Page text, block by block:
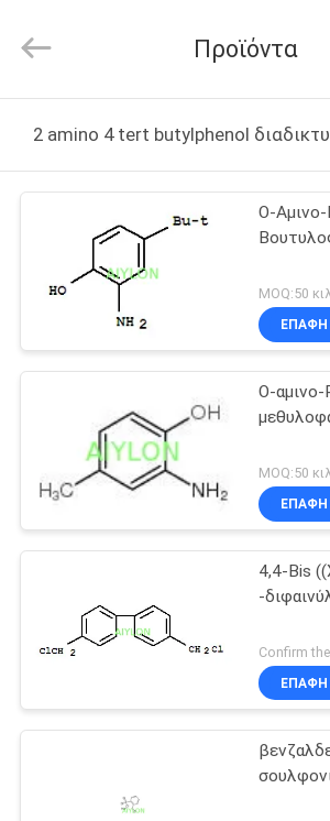
ΠΡΟΪΌΝΤΑ
ΒΊΝΤΕΟ
ΣΧΕΤΙΚΆ
ΜΕ
ΕΠΙΣΚΕΨΉ
ΕΡΓΟΣΤΑΣΊΟΥ
ΠΟΙΌΤΗΤΑΣ
ΜΙΑ
COMPANY
LIMITED.
Reserved.
Προϊόντα
2 amino 4 tert butylphenol
Ο-
MOQ:50
ΕΠΑΦΉ
Ο-αμινο-
MOQ:50
ΕΠΑΦΉ
4,4-Bis
-
ΕΠΑΦΉ